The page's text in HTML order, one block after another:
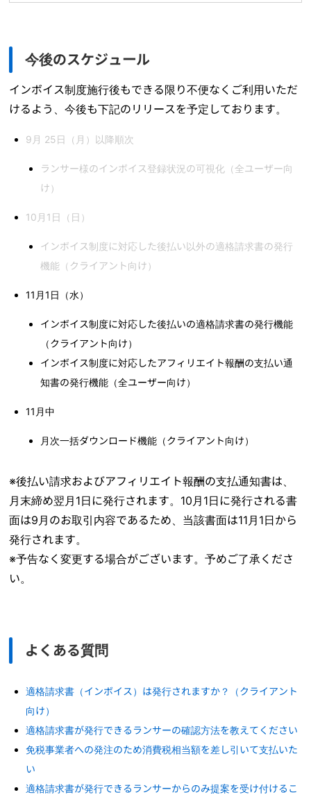
今後のスケジュール
インボイス制度施行後もできる限り不便なくご利用いただ
けるよう、今後も下記のリリースを予定しております。
9月 25日（月）以降順次
ランサー様のインボイス登録状況の可視化（全ユーザー向
け）
10月1日（日）
インボイス制度に対応した後払い以外の適格請求書の発行
機能（クライアント向け）
11月1日（水）
インボイス制度に対応した後払いの適格請求書の発行機能
（クライアント向け）
インボイス制度に対応したアフィリエイト報酬の支払い通
知書の発行機能（全ユーザー向け）
11月中
月次一括ダウンロード機能（クライアント向け）
※後払い請求およびアフィリエイト報酬の支払通知書は、
月末締め翌月1日に発行されます。10月1日に発行される書
面は9月のお取引内容であるため、当該書面は11月1日から
発行されます。
※予告なく変更する場合がございます。予めご了承くださ
い。
よくある質問
適格請求書（インボイス）は発行されますか？（クライアント
向け）
適格請求書が発行できるランサーの確認方法を教えてください
免税事業者への発注のため消費税相当額を差し引いて支払いた
い
適格請求書が発行できるランサーからのみ提案を受け付けるこ